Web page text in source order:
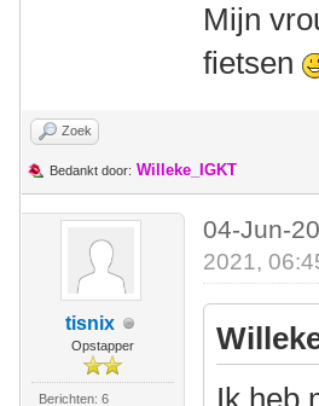
Mijn
fietsen
Zoek
Bedankt door: Willeke_IGKT
tisnix
Opstapper
Berichten: 6
04-Jun-
2021,
Ik heb